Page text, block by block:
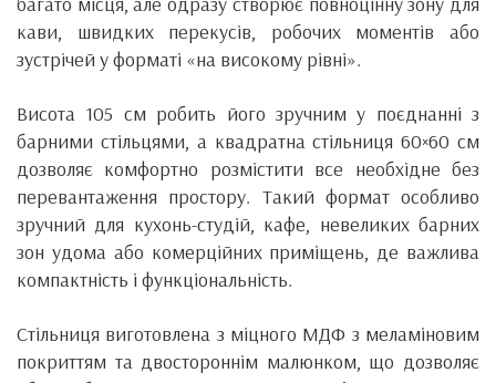
кави, швидких перекусів, робочих моментів або
зустрічей у форматі «на високому рівні».
Висота 105 см робить його зручним у поєднанні з
барними стільцями, а квадратна стільниця 60×60 см
дозволяє комфортно розмістити все необхідне без
перевантаження простору. Такий формат особливо
зручний для кухонь-студій, кафе, невеликих барних
зон удома або комерційних приміщень, де важлива
компактність і функціональність.
Стільниця виготовлена з міцного МДФ з меламіновим
покриттям та двостороннім малюнком, що дозволяє